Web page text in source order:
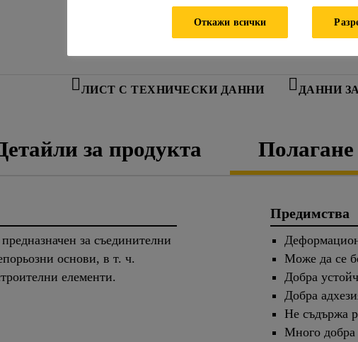
ЛИСТ С ТЕХНИЧЕСКИ ДАННИ ДАННИ
за продукта Полагане
за съединителни
основи, в т. ч.
елементи.
Предимства
Mоже да се
Добра
Добра
Не съдържа
Много добра
Откажи всички